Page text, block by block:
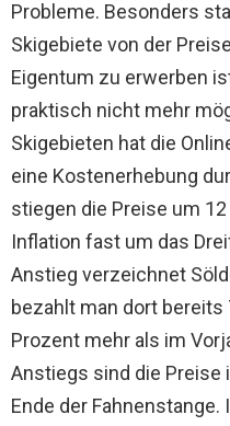
Probleme. Besonders
Skigebiete von der
Eigentum zu erwerben
praktisch nicht mehr
Skigebieten hat die
eine Kostenerhebung
stiegen die Preise um
Inflation fast um das
Anstieg verzeichnet
bezahlt man dort bereits
Prozent mehr als im
Anstiegs sind die Preise
Ende der